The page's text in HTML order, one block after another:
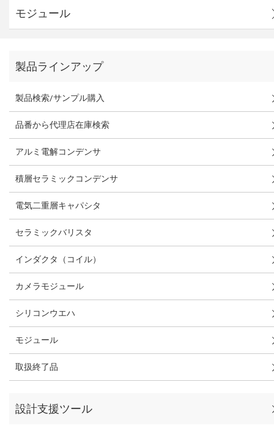
モジュール
製品ラインアップ
製品検索/サンプル購入
品番から代理店在庫検索
アルミ電解コンデンサ
積層セラミックコンデンサ
電気二重層キャパシタ
セラミックバリスタ
インダクタ（コイル）
カメラモジュール
シリコンウエハ
モジュール
取扱終了品
設計支援ツール